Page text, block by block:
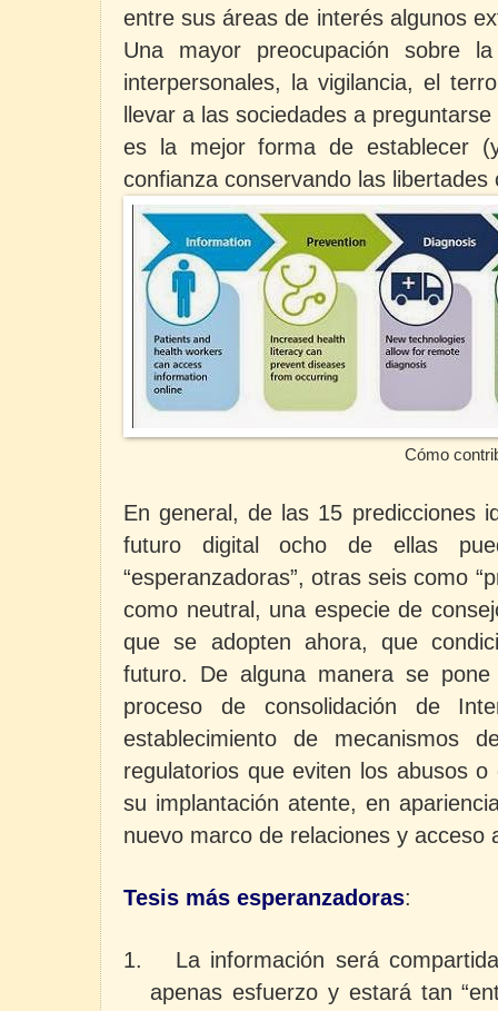
entre sus áreas de interés algunos
Una mayor preocupación sobre
interpersonales, la vigilancia, el
llevar a las sociedades a
es la mejor forma de establecer
confianza conservando las libertades
Cómo
En general, de las 15 predicciones
futuro digital ocho de ellas
“esperanzadoras”, otras seis como
como neutral, una especie de
que se adopten ahora, que
futuro. De alguna manera se
proceso de consolidación de
establecimiento de mecanismos
regulatorios que eviten los abusos
su implantación atente, en
nuevo marco de relaciones y acceso
Tesis más esperanzadoras:
1. La información será
apenas esfuerzo y estará tan